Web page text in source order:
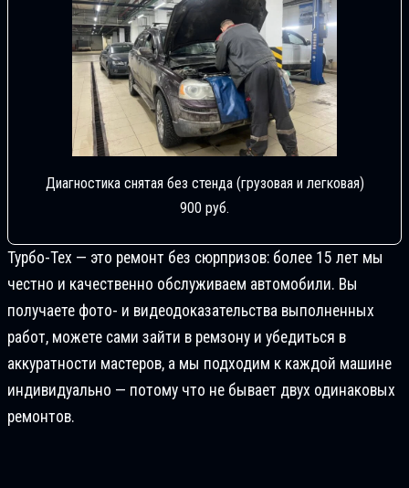
Диагностика снятая без стенда (грузовая и легковая)
900 руб.
Турбо-Тех — это ремонт без сюрпризов: более 15 лет мы
честно и качественно обслуживаем автомобили. Вы
получаете фото- и видеодоказательства выполненных
работ, можете сами зайти в ремзону и убедиться в
аккуратности мастеров, а мы подходим к каждой машине
индивидуально — потому что не бывает двух одинаковых
ремонтов.